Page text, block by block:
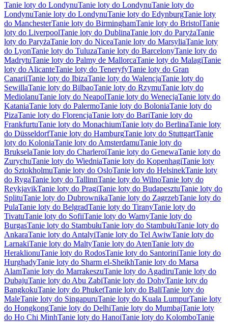
Tanie loty do LondynuTanie loty do LondynuTanie loty do
LondynuTanie loty do LondynuTanie loty do EdynburgTanie loty
do ManchesterTanie loty do BirminghamTanie loty do BristolTanie
loty do LiverpoolTanie loty do DublinaTanie loty do ParyżaTanie
loty do ParyżaTanie loty do NiceaTanie loty do MarsyliaTanie loty
do LyonTanie loty do TuluzaTanie loty do BarcelonyTanie loty do
MadrytuTanie loty do Palmy de MallorcaTanie loty do MalagiTanie
loty do AlicanteTanie loty do TeneryfyTanie loty do Gran
CanariiTanie loty do IbizaTanie loty do WalencjaTanie loty do
SewillaTanie loty do BilbaoTanie loty do RzymuTanie loty do
MediolanuTanie loty do NeapolTanie loty do WenecjaTanie loty do
KataniaTanie loty do PalermoTanie loty do BoloniaTanie loty do
PizaTanie loty do FlorencjaTanie loty do BariTanie loty do
FrankfurtuTanie loty do MonachiumTanie loty do BerlinaTanie loty
do DüsseldorfTanie loty do HamburgTanie loty do StuttgartTanie
loty do KoloniaTanie loty do AmsterdamuTanie loty do
BrukselaTanie loty do CharleroiTanie loty do GenewaTanie loty do
ZurychuTanie loty do WiedniaTanie loty do KopenhagiTanie loty
do SztokholmuTanie loty do OsloTanie loty do HelsinekTanie loty
do RygaTanie loty do TallinnTanie loty do WilnoTanie loty do
ReykjavikTanie loty do PragiTanie loty do BudapesztuTanie loty do
SplituTanie loty do DubrownikaTanie loty do ZagrzebTanie loty do
PulaTanie loty do BelgradTanie loty do TiranyTanie loty do
TivatuTanie loty do SofiiTanie loty do WarnyTanie loty do
BurgasTanie loty do StambułuTanie loty do StambułuTanie loty do
AnkaraTanie loty do AntalyiTanie loty do Tel AwiwTanie loty do
LarnakiTanie loty do MaltyTanie loty do AtenTanie loty do
HeraklionuTanie loty do RodosTanie loty do SantoriniTanie loty do
HurghadyTanie loty do Sharm el-SheikhTanie loty do Marsa
AlamTanie loty do MarrakeszuTanie loty do AgadiruTanie loty do
DubajuTanie loty do Abu ZabiTanie loty do DohyTanie loty do
BangkokuTanie loty do PhuketTanie loty do BaliTanie loty do
MaleTanie loty do SingapuruTanie loty do Kuala LumpurTanie loty
do HongkongTanie loty do DelhiTanie loty do MumbajTanie loty
do Ho Chi MinhTanie loty do HanoiTanie loty do KolomboTanie